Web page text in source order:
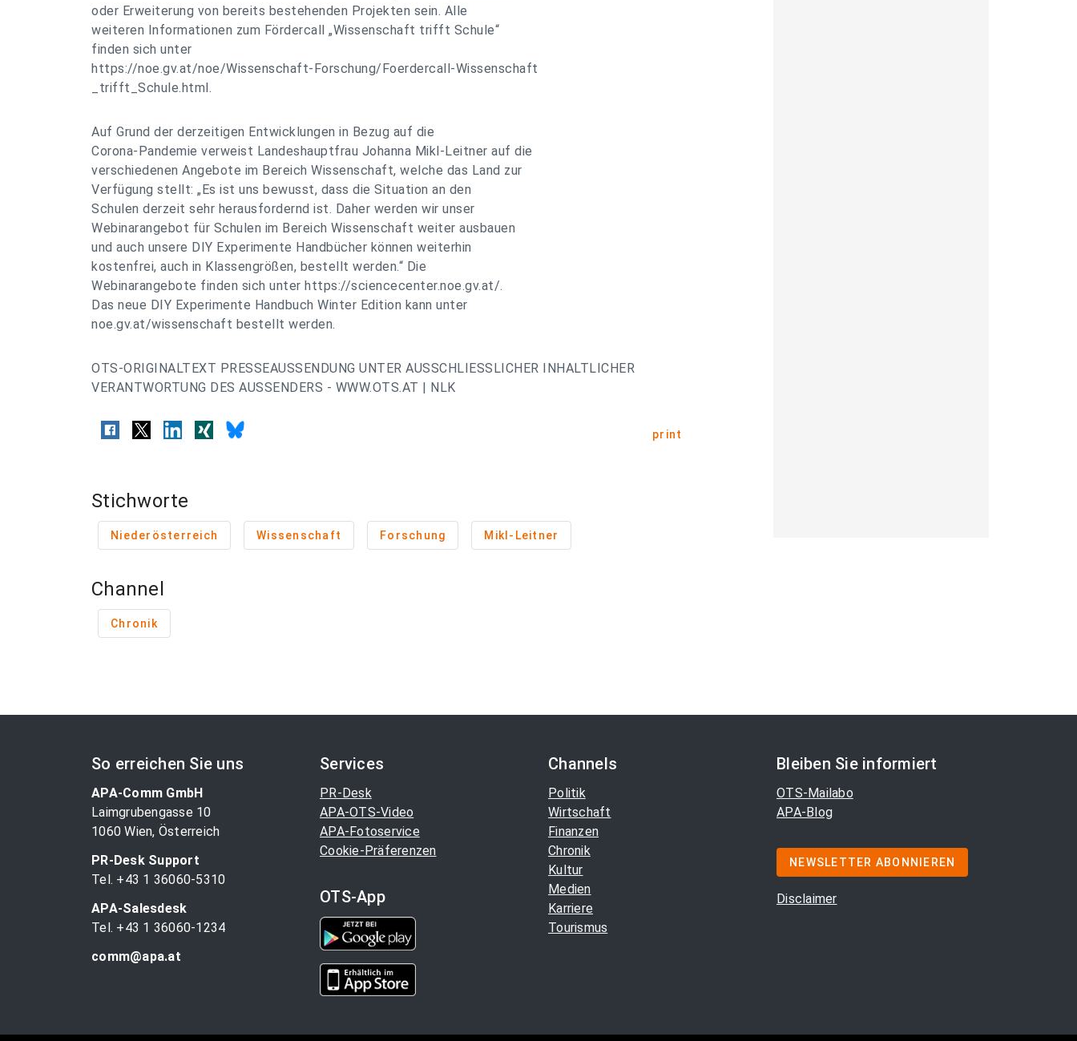
oder Erweiterung von bereits bestehenden Projekten sein. Alle
weiteren Informationen zum Fördercall „Wissenschaft trifft Schule“
finden sich unter
https://noe.gv.at/noe/Wissenschaft-Forschung/Foerdercall-Wissenschaft
_trifft_Schule.html.
Auf Grund der derzeitigen Entwicklungen in Bezug auf die
Corona-Pandemie verweist Landeshauptfrau Johanna Mikl-Leitner auf die
verschiedenen Angebote im Bereich Wissenschaft, welche das Land zur
Verfügung stellt: „Es ist uns bewusst, dass die Situation an den
Schulen derzeit sehr herausfordernd ist. Daher werden wir unser
Webinarangebot für Schulen im Bereich Wissenschaft weiter ausbauen
und auch unsere DIY Experimente Handbücher können weiterhin
kostenfrei, auch in Klassengrößen, bestellt werden.“ Die
Webinarangebote finden sich unter https://sciencecenter.noe.gv.at/.
Das neue DIY Experimente Handbuch Winter Edition kann unter
noe.gv.at/wissenschaft bestellt werden.
OTS-ORIGINALTEXT PRESSEAUSSENDUNG UNTER AUSSCHLIESSLICHER INHALTLICHER
VERANTWORTUNG DES AUSSENDERS - WWW.OTS.AT | NLK
print
Stichworte
Niederösterreich Wissenschaft Forschung Mikl-Leitner
Channel
Chronik
So erreichen Sie uns
APA-Comm GmbH
Laimgrubengasse 10
1060 Wien, Österreich
PR-Desk Support
Tel. +43 1 36060-5310
APA-Salesdesk
Tel. +43 1 36060-1234
comm@apa.at
Services
PR-Desk
APA-OTS-Video
APA-Fotoservice
Cookie-Präferenzen
OTS-App
Channels
Politik
Wirtschaft
Finanzen
Chronik
Kultur
Medien
Karriere
Tourismus
Bleiben Sie informiert
OTS-Mailabo
APA-Blog
NEWSLETTER ABONNIEREN
Disclaimer